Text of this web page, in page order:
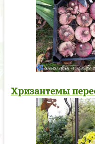
Хризантемы